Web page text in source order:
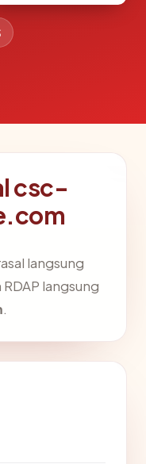
csc-
langsung
langsung
.